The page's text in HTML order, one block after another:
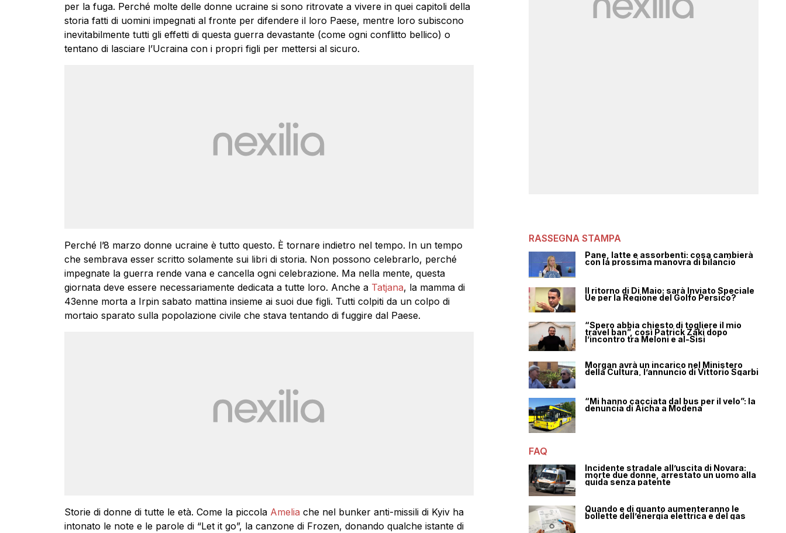
per la fuga. Perché molte delle donne ucraine si sono ritrovate a vivere in quei capitoli della
storia fatti di uomini impegnati al fronte per difendere il loro Paese, mentre loro subiscono
inevitabilmente tutti gli effetti di questa guerra devastante (come ogni conflitto bellico) o
tentano di lasciare l’Ucraina con i propri figli per mettersi al sicuro.
Perché l’8 marzo donne ucraine è tutto questo. È tornare indietro nel tempo. In un tempo
che sembrava esser scritto solamente sui libri di storia. Non possono celebrarlo, perché
impegnate la guerra rende vana e cancella ogni celebrazione. Ma nella mente, questa
giornata deve essere necessariamente dedicata a tutte loro. Anche a Tatjana, la mamma di
43enne morta a Irpin sabato mattina insieme ai suoi due figli. Tutti colpiti da un colpo di
mortaio sparato sulla popolazione civile che stava tentando di fuggire dal Paese.
Storie di donne di tutte le età. Come la piccola Amelia che nel bunker anti-missili di Kyiv ha
intonato le note e le parole di “Let it go”, la canzone di Frozen, donando qualche istante di
RASSEGNA STAMPA
Pane, latte e assorbenti: cosa cambierà
con la prossima manovra di bilancio
Il ritorno di Di Maio: sarà Inviato Speciale
Ue per la Regione del Golfo Persico?
“Spero abbia chiesto di togliere il mio
travel ban”, così Patrick Zaki dopo
l’incontro tra Meloni e al-Sisi
Morgan avrà un incarico nel Ministero
della Cultura, l’annuncio di Vittorio Sgarbi
“Mi hanno cacciata dal bus per il velo”: la
denuncia di Aicha a Modena
FAQ
Incidente stradale all’uscita di Novara:
morte due donne, arrestato un uomo alla
guida senza patente
Quando e di quanto aumenteranno le
bollette dell’energia elettrica e del gas